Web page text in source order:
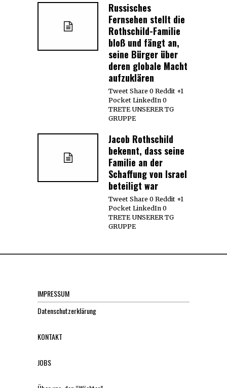
Russisches
Fernsehen stellt die
Rothschild-Familie
bloß und fängt an,
seine Bürger über
deren globale Macht
aufzuklären
Tweet Share 0 Reddit +1
Pocket LinkedIn 0
TRETE UNSERER TG
GRUPPE
Jacob Rothschild
bekennt, dass seine
Familie an der
Schaffung von Israel
beteiligt war
Tweet Share 0 Reddit +1
Pocket LinkedIn 0
TRETE UNSERER TG
GRUPPE
IMPRESSUM
Datenschutzerklärung
KONTAKT
JOBS